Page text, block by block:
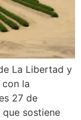
La Libertad y
la
27 de
sostiene